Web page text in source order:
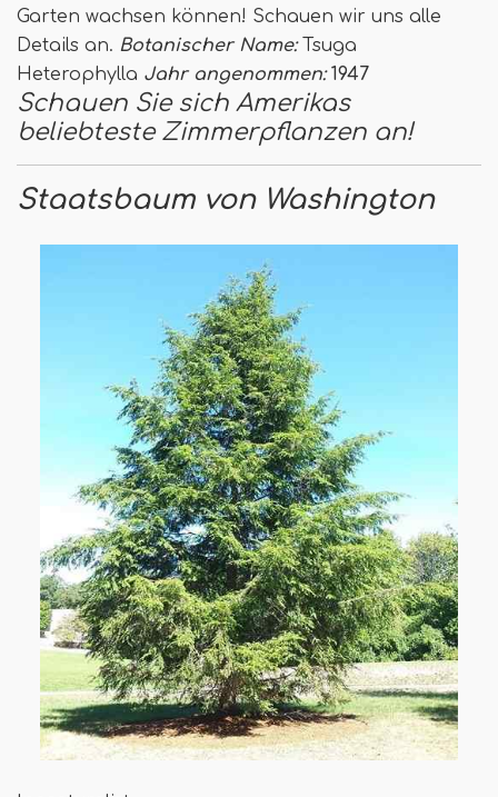
Garten wachsen können! Schauen wir uns alle
Details an. Botanischer Name: Tsuga
Heterophylla Jahr angenommen:1947
Schauen Sie sich Amerikas
beliebteste Zimmerpflanzen an!
Staatsbaum von Washington